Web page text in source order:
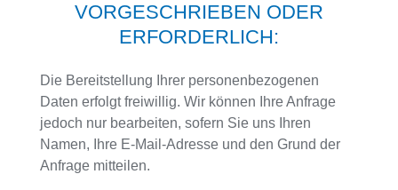
VORGESCHRIEBEN ODER
ERFORDERLICH:
Die Bereitstellung Ihrer personenbezogenen
Daten erfolgt freiwillig. Wir können Ihre Anfrage
jedoch nur bearbeiten, sofern Sie uns Ihren
Namen, Ihre E-Mail-Adresse und den Grund der
Anfrage mitteilen.